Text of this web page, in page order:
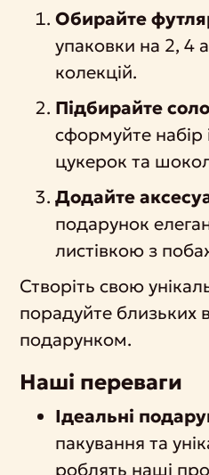
Обирайте
упаковки на 2, 4
колекцій.
Підбирайте
сформуйте набір
цукерок та
Додайте
подарунок
листівкою з
Створіть свою
порадуйте близьких
подарунком.
Наші переваги
Ідеальні
пакування та
роблять наші